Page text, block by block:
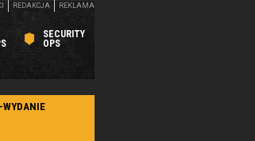
SECURITY
OPS
REDAKCJA REKLAMA
WYDANIE